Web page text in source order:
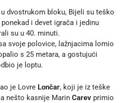
dvostrukom bloku, Bijeli su teško
i devet igrača i jedinu
su u 40. minuti.
svoje polovice, lažnjacima lomio
s 25 metara, a gostujući
je loptu.
je Lovre Lončar, koji je iz teške
nešto kasnije Marin Carev primio